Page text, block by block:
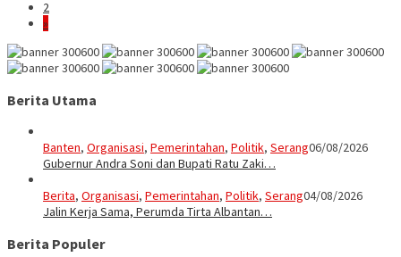
2
»
Berita Utama
Banten, Organisasi, Pemerintahan, Politik, Serang06/08/2026
Gubernur Andra Soni dan Bupati Ratu Zaki…
Berita, Organisasi, Pemerintahan, Politik, Serang04/08/2026
Jalin Kerja Sama, Perumda Tirta Albantan…
Berita Populer